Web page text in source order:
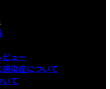
ュー
染症について
て